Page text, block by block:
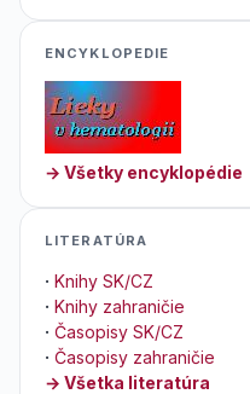
ENCYKLOPEDIE
→ Všetky encyklopédie
LITERATÚRA
· Knihy SK/CZ
· Knihy zahraničie
· Časopisy SK/CZ
· Časopisy zahraničie
→ Všetka literatúra